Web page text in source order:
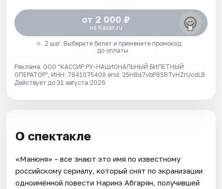
от 2 000 ₽
на Kassir.ru
2 шаг. Выберите билет и примените промокод
до оплаты
Реклама. ООО "КАССИР.РУ-НАЦИОНАЛЬНЫЙ БИЛЕТНЫЙ
ОПЕРАТОР", ИНН: 7841075409 erid: 25H8d7vbP8SRTvHZrUcdLB.
Действует до 31 августа 2026
О спектакле
«Манюня» - все знают это имя по известному
российскому сериалу, который снят по экранизации
одноимённой повести Наринэ Абгарян, получившей